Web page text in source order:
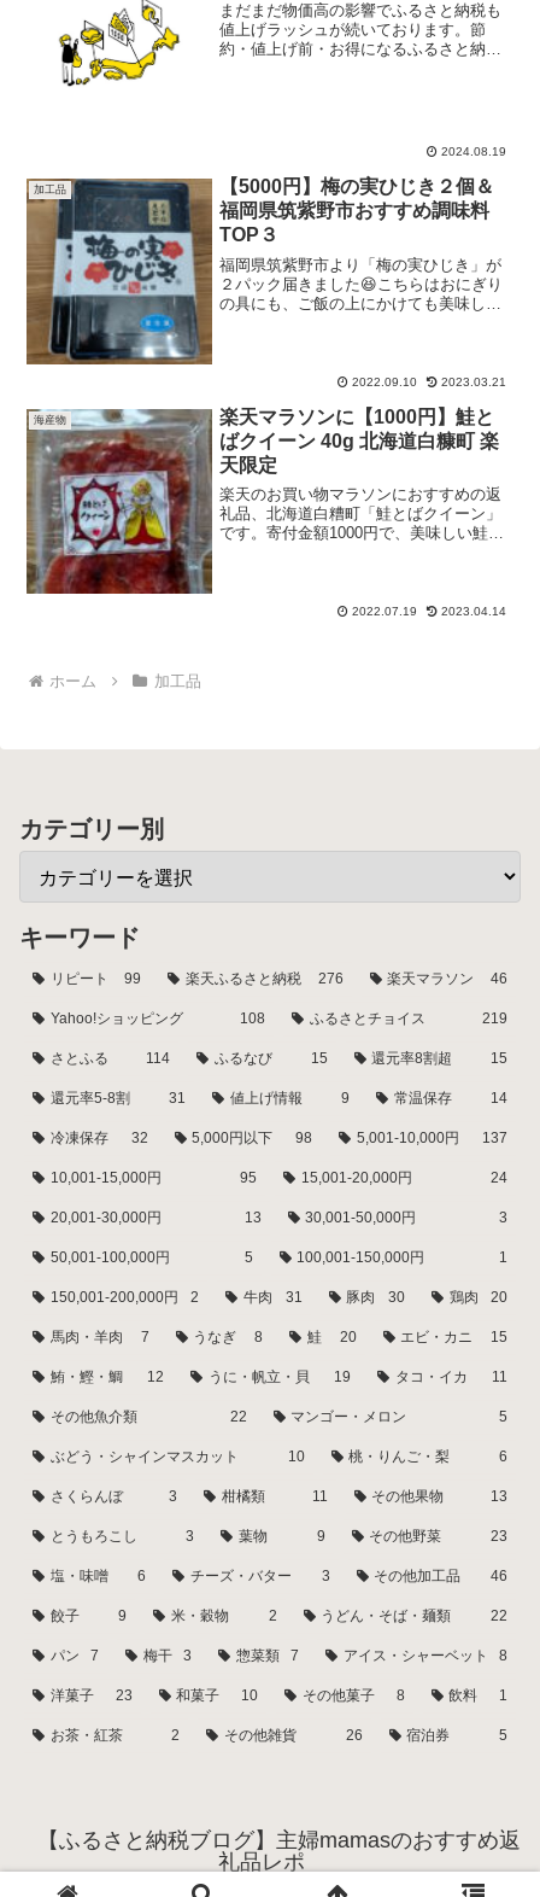
まだまだ物価高の影響でふるさと納税も
値上げラッシュが続いております。節
約・値上げ前・お得になるふるさと納税
2024.08.19
加工品
【5000円】梅の実ひじき２個＆
福岡県筑紫野市おすすめ調味料
TOP３
福岡県筑紫野市より「梅の実ひじき」が
２パック届きました😆こちらはおにぎり
の具にも、ご飯の上にかけても美味しい
カリ梅も加わった塩加...
2022.09.10 2023.03.21
海産物
楽天マラソンに【1000円】鮭と
ばクイーン 40g 北海道白糠町 楽
天限定
楽天のお買い物マラソンにおすすめの返
礼品、北海道白糟町「鮭とばクイーン」
です。寄付金額1000円で、美味しい鮭と
の過去の記事はこちら...
2022.07.19 2023.04.14
ホーム 加工品
カテゴリー別
キーワード
リピート 99 楽天ふるさと納税 276 楽天マラソン 46
Yahoo!ショッピング 108 ふるさとチョイス 219
さとふる 114 ふるなび 15 還元率8割超 15
還元率5-8割 31 値上げ情報 9 常温保存 14
冷凍保存 32 5,000円以下 98 5,001-10,000円 137
10,001-15,000円 95 15,001-20,000円 24
20,001-30,000円 13 30,001-50,000円 3
50,001-100,000円 5 100,001-150,000円 1
150,001-200,000円 2 牛肉 31 豚肉 30 鶏肉 20
馬肉・羊肉 7 うなぎ 8 鮭 20 エビ・カニ 15
鮪・鰹・鯛 12 うに・帆立・貝 19 タコ・イカ 11
その他魚介類 22 マンゴー・メロン 5
ぶどう・シャインマスカット 10 桃・りんご・梨 6
さくらんぼ 3 柑橘類 11 その他果物 13
とうもろこし 3 葉物 9 その他野菜 23
塩・味噌 6 チーズ・バター 3 その他加工品 46
餃子 9 米・穀物 2 うどん・そば・麺類 22
パン 7 梅干 3 惣菜類 7 アイス・シャーベット 8
洋菓子 23 和菓子 10 その他菓子 8 飲料 1
お茶・紅茶 2 その他雑貨 26 宿泊券 5
【ふるさと納税ブログ】主婦mamasのおすすめ返
礼品レポ